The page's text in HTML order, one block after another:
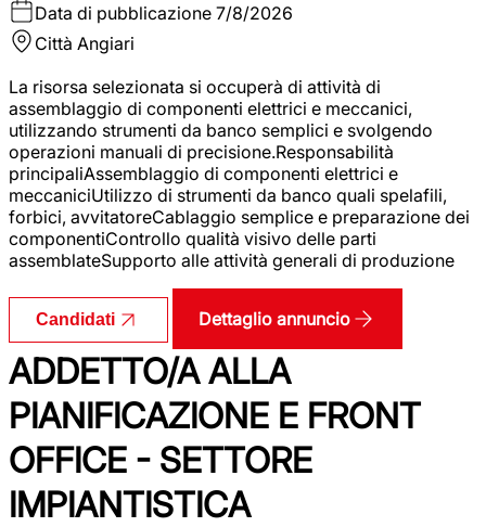
Data di pubblicazione 7/8/2026
Città Angiari
La risorsa selezionata si occuperà di attività di
assemblaggio di componenti elettrici e meccanici,
utilizzando strumenti da banco semplici e svolgendo
operazioni manuali di precisione.Responsabilità
principaliAssemblaggio di componenti elettrici e
meccaniciUtilizzo di strumenti da banco quali spelafili,
forbici, avvitatoreCablaggio semplice e preparazione dei
componentiControllo qualità visivo delle parti
assemblateSupporto alle attività generali di produzione
Candidati Dettaglio annuncio
ADDETTO/A ALLA
PIANIFICAZIONE E FRONT
OFFICE - SETTORE
IMPIANTISTICA